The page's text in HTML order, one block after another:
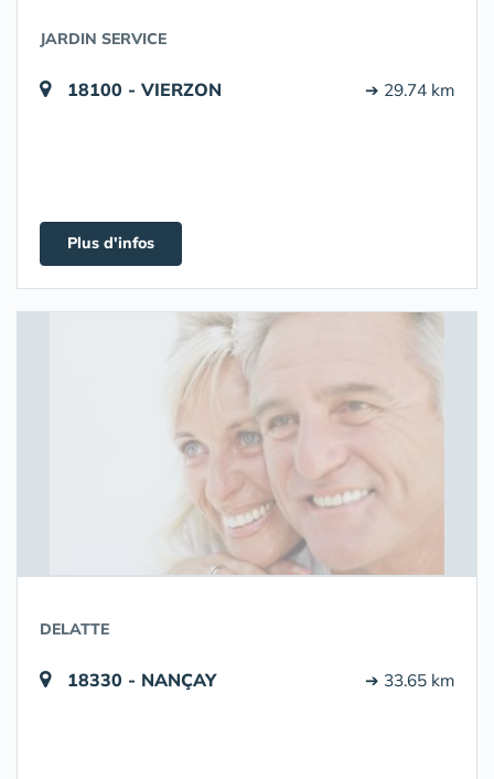
JARDIN SERVICE
18100 - VIERZON ➔ 29.74 km
Plus d'infos
DELATTE
18330 - NANÇAY ➔ 33.65 km